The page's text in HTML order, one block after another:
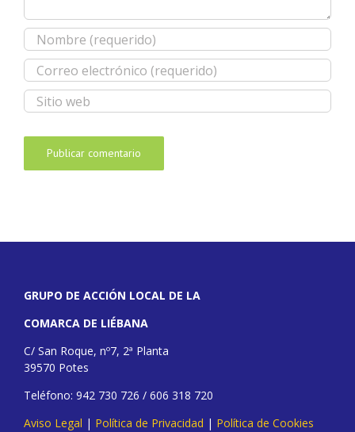
GRUPO DE ACCIÓN LOCAL DE LA
COMARCA DE LIÉBANA
C/ San Roque, nº7, 2ª Planta
39570 Potes
Teléfono: 942 730 726 / 606 318 720
Aviso Legal | Política de Privacidad | Política de Cookies